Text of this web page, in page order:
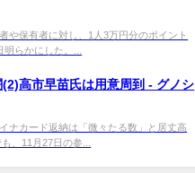
や保有者に対し、1人3万円分のポイント
らかにした。...
高市早苗氏は用意周到 - グノシ
ナカード返納は「微々たる数」と居丈高
、11月27日の参...